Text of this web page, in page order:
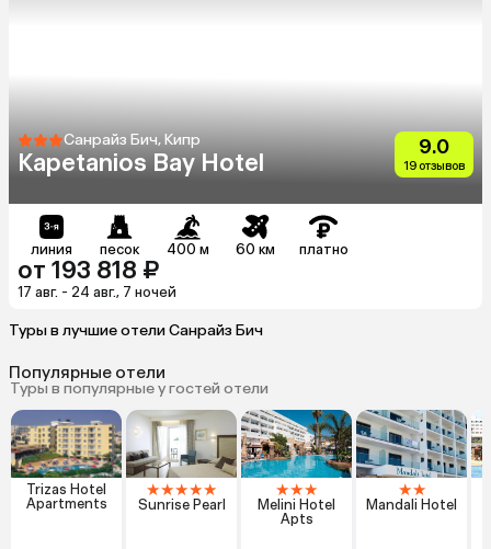
Санрайз Бич, Кипр
Kapetanios Bay Hotel
9.0
19 отзывов
линия песок 400 м 60 км платно
от 193 818 ₽
17 авг. - 24 авг., 7 ночей
Туры в лучшие отели Санрайз Бич
Популярные отели
Туры в популярные у гостей отели
Trizas Hotel
Apartments
★★★★★
Sunrise Pearl
★★★
Melini Hotel
Apts
★★
Mandali Hotel